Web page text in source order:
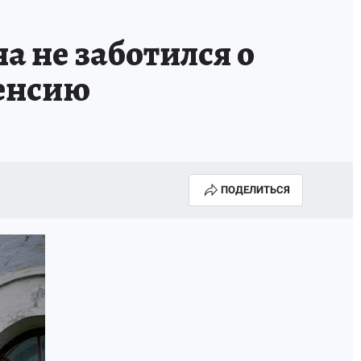
ЗАДАЙ ВОПРОС ГАИ
ЧЕЛОВЕК ГОРОДА-2024
ГОВОРЯТ ЗВЕЗДЫ
не заботился о
ПОДЕЛИТЬСЯ